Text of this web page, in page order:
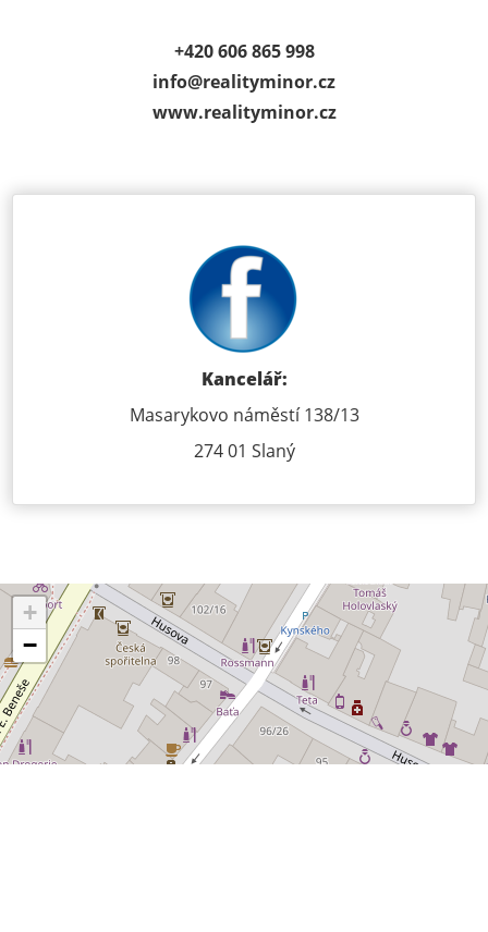
+420 606 865 998
info@realityminor.cz
www.realityminor.cz
Kancelář:
Masarykovo náměstí 138/13
274 01 Slaný
+
−